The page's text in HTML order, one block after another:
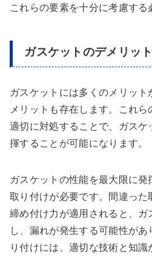
これらの要素を十分に考慮する
ガスケットのデメリット
ガスケットには多くのメリッ
メリットも存在します。これら
適切に対処することで、ガスケ
揮することが可能になります。
ガスケットの性能を最大限に
取り付けが必要です。間違った
締め付け力が適用されると、ガ
し、漏れが発生する可能性が
り付けには、適切な技術と知識